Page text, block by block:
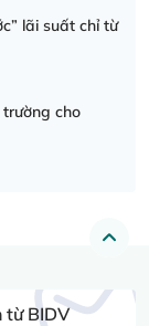
lãi suất chỉ từ
cho
BIDV